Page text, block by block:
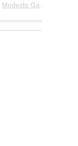
Modesto García